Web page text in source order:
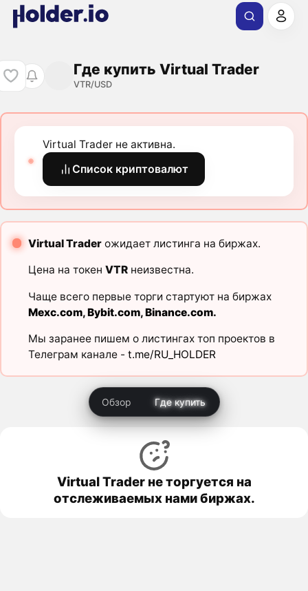
Где купить Virtual Trader
VTR/USD
Virtual Trader не активна.
Список криптовалют
Virtual Traderожидает листинга на биржах.
Цена на токен VTRнеизвестна.
Чаще всего первые торги стартуют на биржах
Mexc.com,Bybit.com,Binance.com.
Мы заранее пишем о листингах топ проектов в
Телеграм канале - t.me/RU_HOLDER
Обзор Где купить
Virtual Trader не торгуется на
отслеживаемых нами биржах.